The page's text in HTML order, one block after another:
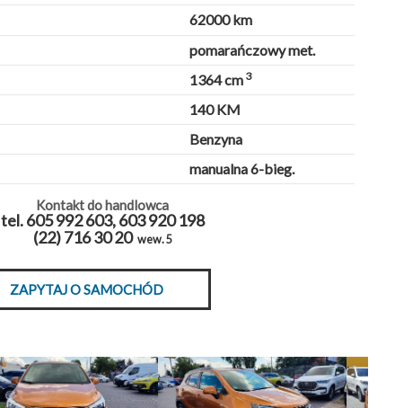
62000 km
pomarańczowy met.
1364 cm 3
140 KM
Benzyna
manualna 6-bieg.
Kontakt do handlowca
tel. 605 992 603, 603 920 198
(22) 716 30 20 wew. 5
ZAPYTAJ O SAMOCHÓD